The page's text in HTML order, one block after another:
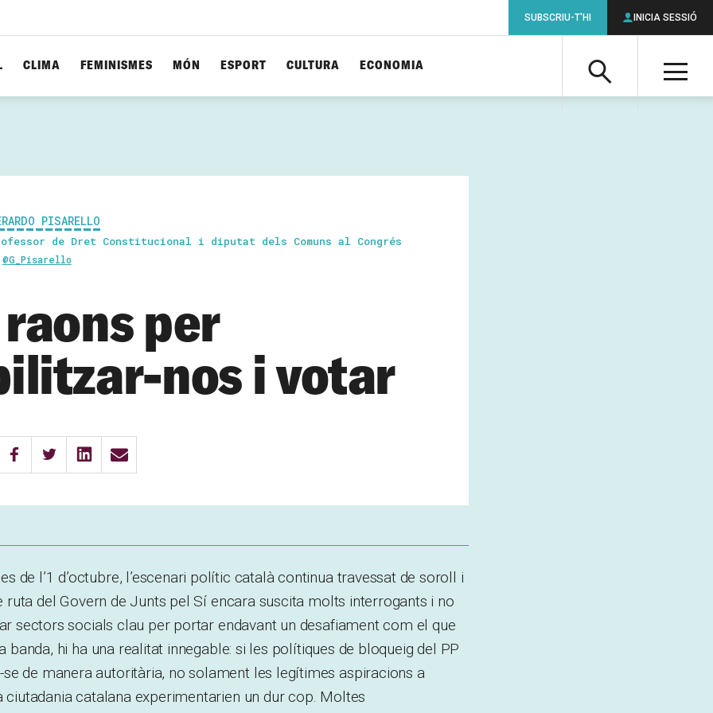
Cerca
CLIMA FEMINISMES MÓN ESPORT CULTURA ECONOMIA
SUBSCRIU-T'HI INICIA SESSIÓ
PISARELLO
de Dret Constitucional i diputat dels Comuns al Congrés
@G_Pisarello
per
nos i votar
de l’1 d’octubre, l’escenari polític català continua travessat de soroll i
ruta del Govern de Junts pel Sí encara suscita molts interrogants i no
sectors socials clau per portar endavant un desafiament com el que
banda, hi ha una realitat innegable: si les polítiques de bloqueig del PP
de manera autoritària, no solament les legítimes aspiracions a
ciutadania catalana experimentarien un dur cop. Moltes